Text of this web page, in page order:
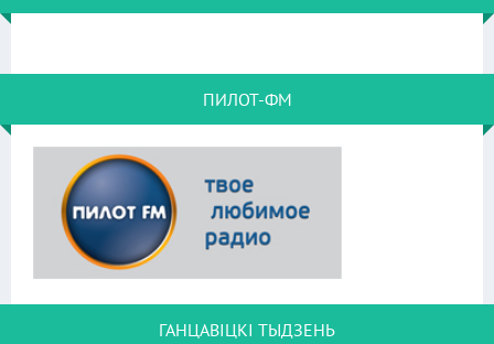
ПИЛОТ-ФМ
ГАНЦАВІЦКІ ТЫДЗЕНЬ